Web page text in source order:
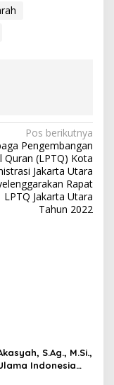
Pos berikutnya
Pengembangan
Quran (LPTQ) Kota
Jakarta Utara
Rapat
LPTQ Jakarta Utara
Tahun 2022
S.Ag., M.Si.,
Indonesia